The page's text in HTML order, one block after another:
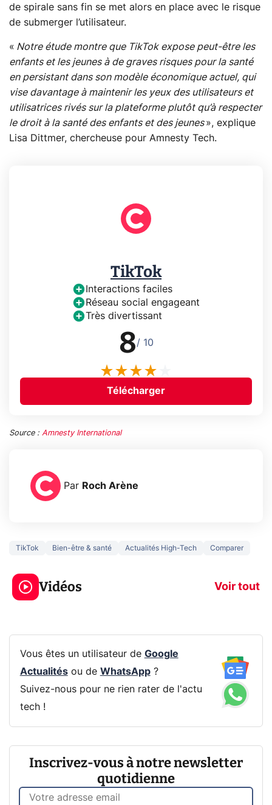
de spirale sans fin se met alors en place avec le risque
de submerger l’utilisateur.
« Notre étude montre que TikTok expose peut-être les
enfants et les jeunes à de graves risques pour la santé
en persistant dans son modèle économique actuel, qui
vise davantage à maintenir les yeux des utilisateurs et
utilisatrices rivés sur la plateforme plutôt qu’à respecter
le droit à la santé des enfants et des jeunes», explique
Lisa Dittmer, chercheuse pour Amnesty Tech.
TikTok
Interactions faciles
Réseau social engageant
Très divertissant
8/ 10
Télécharger
Source : Amnesty International
Par Roch Arène
TikTok Bien-être & santé Actualités High-Tech Comparer
Vidéos Voir tout
319€ ? Voici L'AOC
CQ32G4ZA !
5
prochaine
Vous êtes un utilisateur de Google
Actualitésou de WhatsApp?
Suivez-nous pour ne rien rater de l'actu
tech !
Inscrivez-vous à notre newsletter
quotidienne